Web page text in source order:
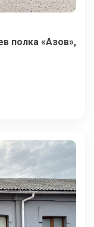
полка «Азов»,